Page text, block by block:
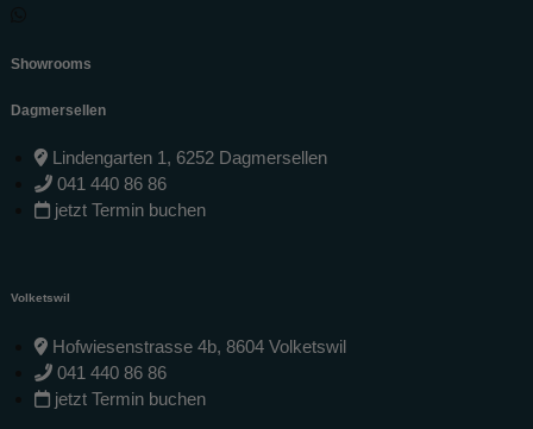
Showrooms
Dagmersellen
Lindengarten 1, 6252 Dagmersellen
041 440 86 86
jetzt Termin buchen
Volketswil
Hofwiesenstrasse 4b, 8604 Volketswil
041 440 86 86
jetzt Termin buchen